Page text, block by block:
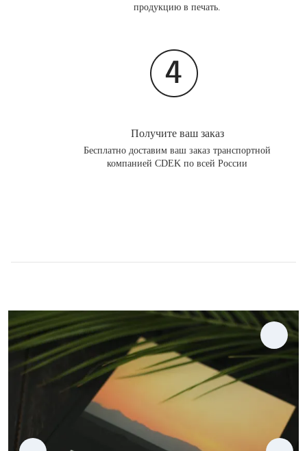
продукцию в печать.
Получите ваш заказ
Бесплатно доставим ваш заказ транспортной
компанией CDEK по всей России